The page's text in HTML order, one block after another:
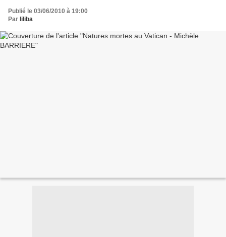
Publié le 03/06/2010 à 19:00
Par liliba